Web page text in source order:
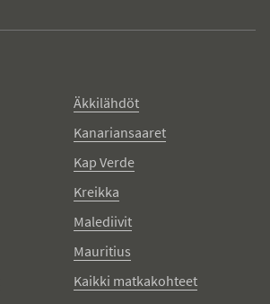
Äkkilähdöt
Kanariansaaret
Kap Verde
Kreikka
Malediivit
Mauritius
Kaikki matkakohteet